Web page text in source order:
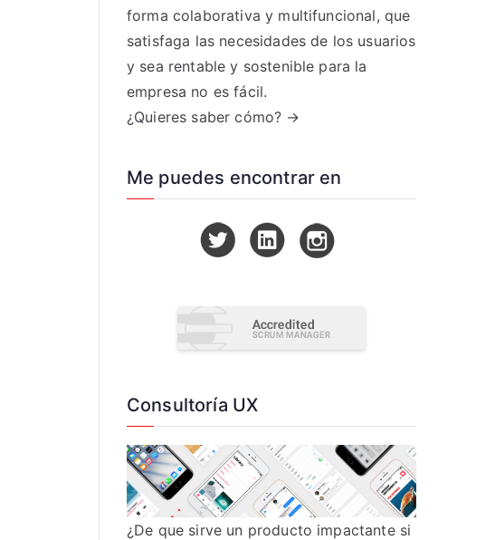
forma colaborativa y multifuncional, que
satisfaga las necesidades de los usuarios
y sea rentable y sostenible para la
empresa no es fácil.
¿Quieres saber cómo? →
Me puedes encontrar en
Consultoría UX
¿De que sirve un producto impactante si